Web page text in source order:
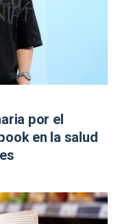
por el
en la salud